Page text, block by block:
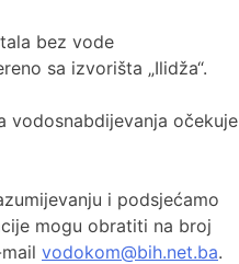
bez vode
sa izvorišta „Ilidža“.
vodosnabdijevanja očekuje
i podsjećamo
mogu obratiti na broj
vodokom@bih.net.ba.